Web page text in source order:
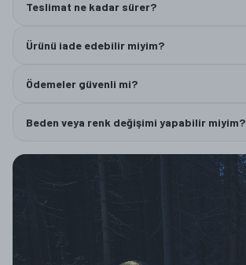
Teslimat ne kadar sürer?
Ürünü iade edebilir miyim?
Ödemeler güvenli mi?
Beden veya renk değişimi yapabilir miyim?